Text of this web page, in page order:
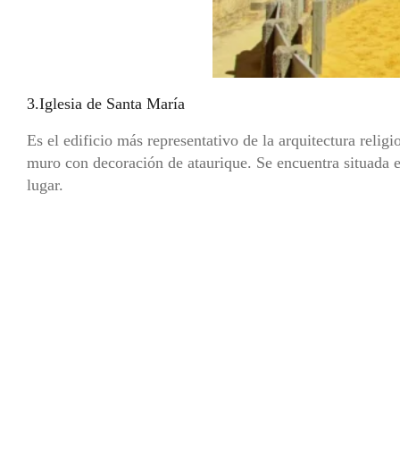
3.Iglesia de Santa María
Es el edificio más representativo de la arquitectura
muro con decoración de ataurique. Se encuentra
lugar.